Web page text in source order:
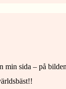
min sida – på